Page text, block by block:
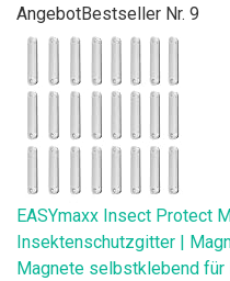
AngebotBestseller Nr. 9
EASYmaxx Insect Protect
Insektenschutzgitter |
Magnete selbstklebend